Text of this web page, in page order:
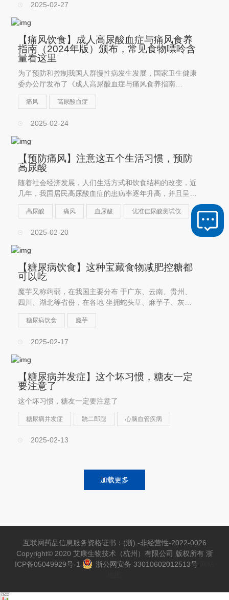
2025-02-27
【痛风饮食】成人高尿酸血症与痛风食养
指南（2024年版）颁布，常见食物嘌呤含
量看这里
为了预防和控制我国人群慢性病发生发展，国家卫生健康
委办公厅发布了《成人高尿酸血症与痛风食养指南
（2024年版）》。指南中为患者饮食提供了科学指导。
痛风 高尿酸血症
2025-02-24
【预防痛风】注意这五个生活习惯，预防
高尿酸
随着社会经济发展，人们生活方式和饮食结构的改变，近
几年，我国居民高尿酸血症的患病率逐年升高，并且呈年
轻化趋势。高尿酸血症已经成为仅次于糖尿病的第二大代
谢性疾病。
高尿酸 痛风 血尿酸 优准佳尿酸测试仪
2025-02-20
【糖尿病饮食】这种宝藏食物减肥控糖都
可以吃
魔芋又称蒟蒻，在我国主要分布 于广东、云南、贵州、
四川、湖北等省份，在各地 坐拥蛇头草、麻芋子、灰菜
等花名。它是减肥届的明星食物，它可以让糖尿病患者吃
到饱，还不升高血糖，这是为什么呢？
糖尿病饮食 魔芋
2025-02-17
【糖尿病并发症】这个坏习惯，糖友一定
要注意了
这个坏习惯，糖友一定要注意了
糖尿病并发症 跷二郎腿 心脑血管疾病
2025-02-13
加载更多
互联网药品信息服务资格证书：(浙) -非经营性-2022-0026
Copyright© 2020 艾康生物技术（杭州）有限公司 版权所有 浙
ICP备05049929号-1
浙公网安备 33010602012513号